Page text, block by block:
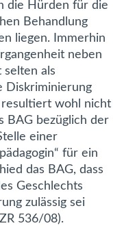
die Hürden für die
Behandlung
liegen. Immerhin
neben
selten als
Diskriminierung
resultiert wohl nicht
BAG bezüglich der
einer
für ein
das BAG, dass
Geschlechts
zulässig sei
536/08).